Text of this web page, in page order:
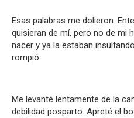
Esas palabras me dolieron.
quisieran de mí, pero no de mi
nacer y ya la estaban
rompió.
Me levanté lentamente de la
debilidad posparto. Apreté el